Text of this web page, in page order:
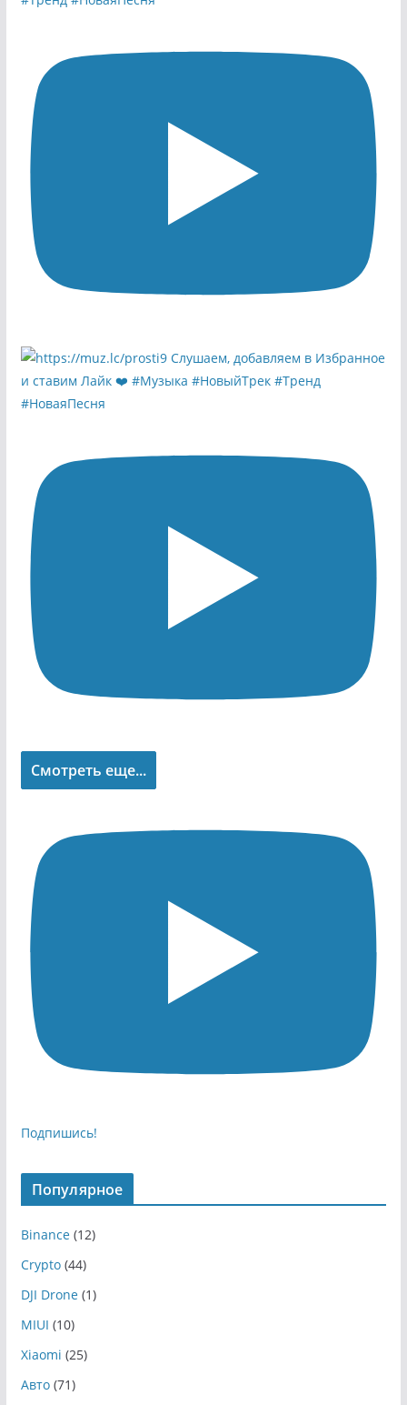
Смотреть еще...
Подпишись!
Популярное
Binance(12)
Crypto(44)
DJI Drone(1)
MIUI (10)
Xiaomi (25)
Авто(71)